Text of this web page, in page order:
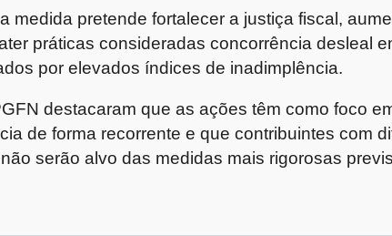
medida pretende fortalecer a justiça fiscal,
práticas consideradas concorrência desleal
por elevados índices de inadimplência.
destacaram que as ações têm como foco
de forma recorrente e que contribuintes com
serão alvo das medidas mais rigorosas